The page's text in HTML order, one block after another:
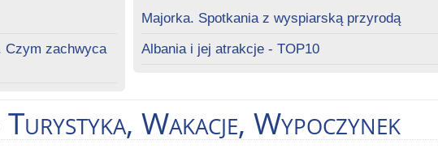
Czym zachwyca
Majorka. Spotkania z wyspiarską przyrodą
Albania i jej atrakcje - TOP10
Wakacje, Wypoczynek